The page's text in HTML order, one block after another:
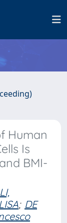
Human
Is
BMI-
; DE